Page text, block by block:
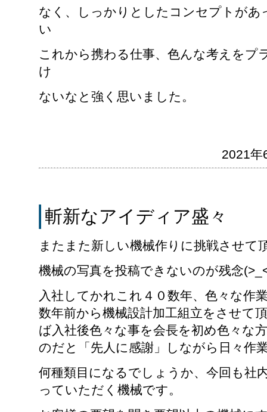
なく、しっかりとしたコンセプトがあ
い
これから携わる仕事、色んな考えをプ
け
ないなと強く思いました。
2021年
斬新なアイディア盛々
またまた新しい機械作りに挑戦させて
機械の写真を投稿できないのが残念
入社してかれこれ４０数年、色々な作
数年前から機械設計加工組立をさせて
ば入社後色々な事を会長を初め色々な
のだと「先人に感謝」しながら日々作
何種類目になるでしょうか、今回も社
っていただく機械です。